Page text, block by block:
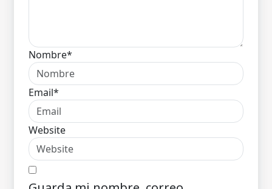
Nombre*
Email*
Website